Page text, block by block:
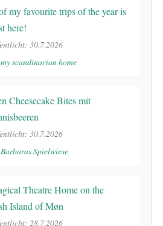
my favourite trips of the year is
here!
30.7.2026
my scandinavian home
Cheesecake Bites mit
30.7.2026
Barbaras Spielwiese
Theatre Home on the
Island of Møn
28.7.2026